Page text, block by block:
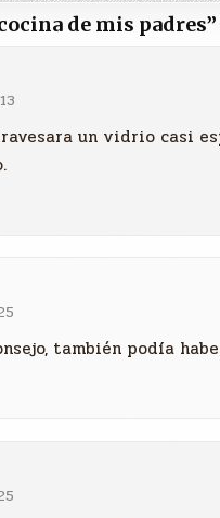
de mis padres”
un vidrio casi
también podía